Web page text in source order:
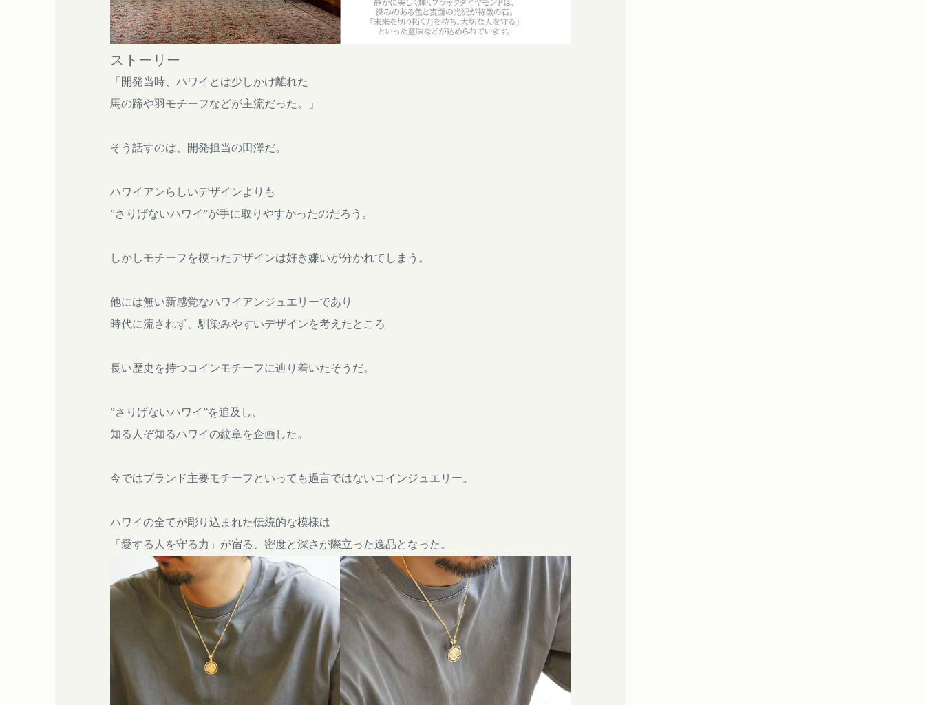
ストーリー
「開発当時、ハワイとは少しかけ離れた
馬の蹄や羽モチーフなどが主流だった。」
そう話すのは、開発担当の田澤だ。
ハワイアンらしいデザインよりも
”さりげないハワイ”が手に取りやすかったのだろう。
しかしモチーフを模ったデザインは好き嫌いが分かれてしまう。
他には無い新感覚なハワイアンジュエリーであり
時代に流されず、馴染みやすいデザインを考えたところ
長い歴史を持つコインモチーフに辿り着いたそうだ。
”さりげないハワイ”を追及し、
知る人ぞ知るハワイの紋章を企画した。
今ではブランド主要モチーフといっても過言ではないコインジュエリー。
ハワイの全てが彫り込まれた伝統的な模様は
「愛する人を守る力」が宿る、密度と深さが際立った逸品となった。